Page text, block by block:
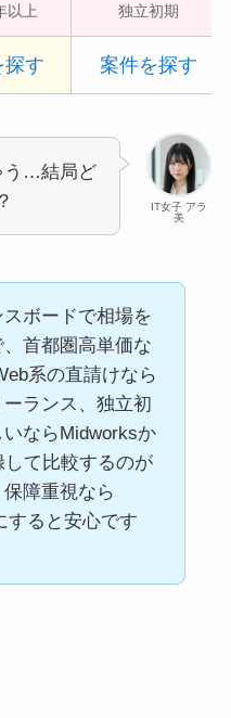
以上 独立初期
探す 案件を探す
IT女子 アラ
美
う…結局ど
ボードで相場を
首都圏高単価な
系の直請けなら
ランス、独立初
ならMidworksか
して比較するのが
障重視なら
すると安心です